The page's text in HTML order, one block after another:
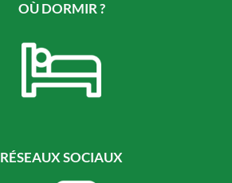
OÙ DORMIR ?
RÉSEAUX SOCIAUX